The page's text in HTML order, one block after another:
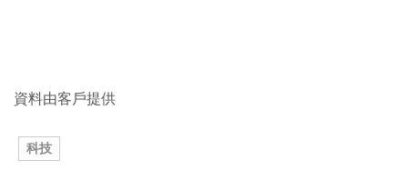
資料由客戶提供
科技